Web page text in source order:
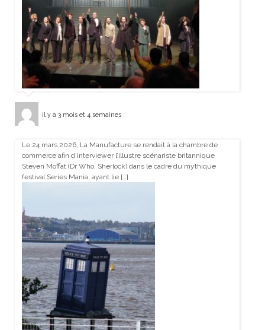
il y a 3 mois et 4 semaines
Le 24 mars 2026, La Manufacture se rendait à la chambre de
commerce afin d’interviewer l’illustre scénariste britannique
Steven Moffat (Dr Who, Sherlock) dans le cadre du mythique
festival Series Mania, ayant lie […]